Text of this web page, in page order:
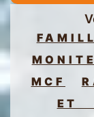
MCF
ET